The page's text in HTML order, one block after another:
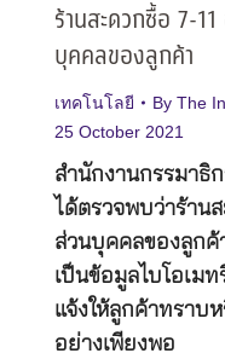
ร้านสะดวกซื้อ 7-
บุคคลของลูกค้า
เทคโนโลยี By The
25 October 2021
สำนักงานกรรมาธิ
ได้ตรวจพบว่าร้าน
ส่วนบุคคลของลูกค้
เป็นข้อมูลไบโอเม
แจ้งให้ลูกค้าทราบ
อย่างเพียงพอ